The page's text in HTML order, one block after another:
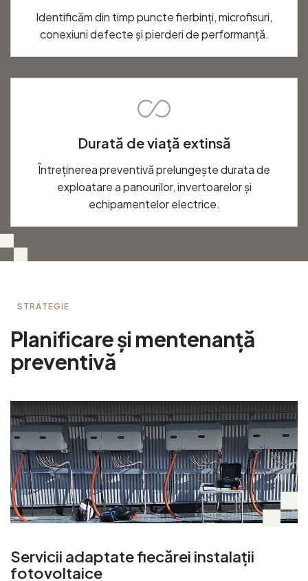
Identificăm din timp puncte fierbinți, microfisuri,
conexiuni defecte și pierderi de performanță.
Durată de viață extinsă
Întreținerea preventivă prelungește durata de
exploatare a panourilor, invertoarelor și
echipamentelor electrice.
STRATEGIE
Planificareși mentenanță
preventivă
Servicii adaptate fiecărei instalații
fotovoltaice